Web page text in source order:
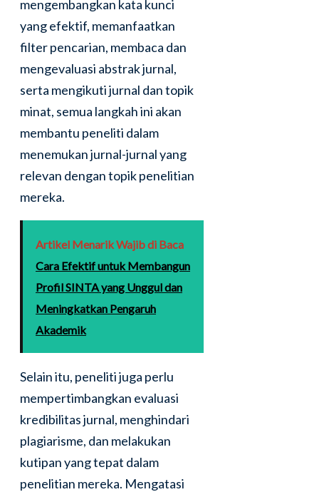
mengembangkan kata kunci
yang efektif, memanfaatkan
filter pencarian, membaca dan
mengevaluasi abstrak jurnal,
serta mengikuti jurnal dan topik
minat, semua langkah ini akan
membantu peneliti dalam
menemukan jurnal-jurnal yang
relevan dengan topik penelitian
mereka.
Artikel Menarik Wajib di Baca
Cara Efektif untuk Membangun
Profil SINTA yang Unggul dan
Meningkatkan Pengaruh
Akademik
Selain itu, peneliti juga perlu
mempertimbangkan evaluasi
kredibilitas jurnal, menghindari
plagiarisme, dan melakukan
kutipan yang tepat dalam
penelitian mereka. Mengatasi